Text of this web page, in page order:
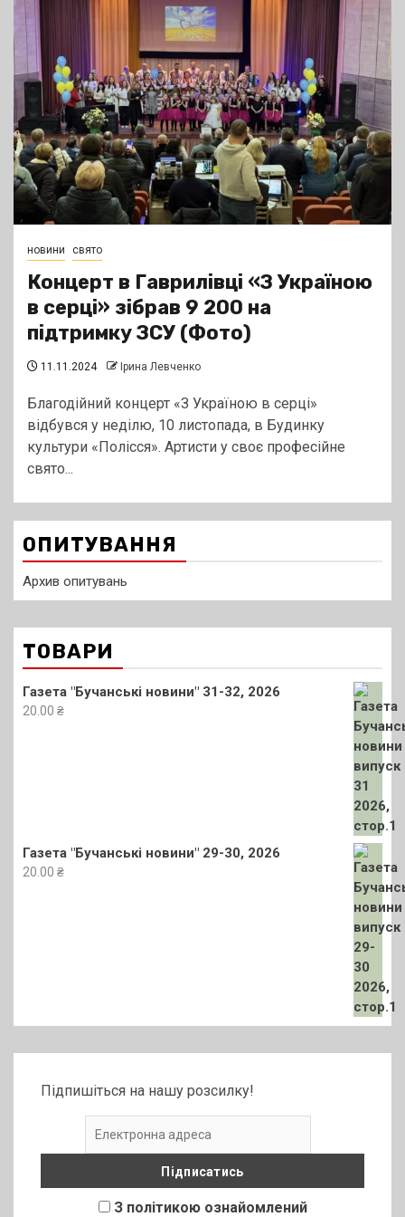
новини свято
Концерт в Гаврилівці «З Україною
в серці» зібрав 9 200 на
підтримку ЗСУ (Фото)
11.11.2024 Ірина Левченко
Благодійний концерт «З Україною в серці»
відбувся у неділю, 10 листопада, в Будинку
культури «Полісся». Артисти у своє професійне
свято...
ОПИТУВАННЯ
Архив опитувань
ТОВАРИ
Газета "Бучанські новини" 31-32, 2026
20.00 ₴
Газета "Бучанські новини" 29-30, 2026
20.00 ₴
Підпишіться на нашу розсилку!
З політикою ознайомлений